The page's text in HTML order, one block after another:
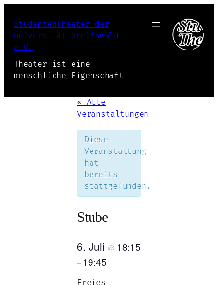
StudentenTheater der
Universität Greifswald
e.V.
Theater ist eine
menschliche Eigenschaft
« Alle
Veranstaltungen
Diese
Veranstaltung
hat
bereits
stattgefunden.
Stube
6. Juli @ 18:15
– 19:45
Freies